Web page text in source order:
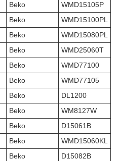
Beko
WMD15105P
Beko
WMD15100PL
Beko
WMD15080PL
Beko
WMD25060T
Beko
WMD77100
Beko
WMD77105
Beko
DL1200
Beko
WM8127W
Beko
D15061B
Beko
WMD15060KL
Beko
D15082B